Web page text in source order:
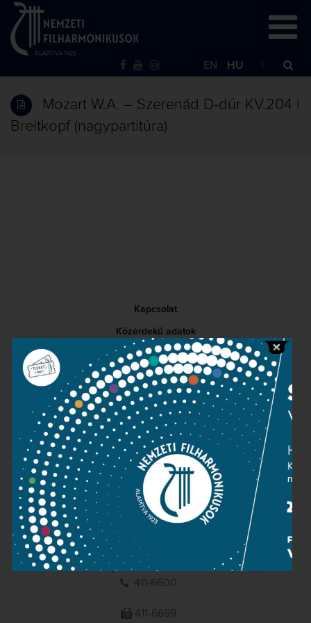
EN HU
Mozart W.A. – Szerenád D-dúr KV.204 |
Breitkopf (nagypartitúra)
Kapcsolat
Közérdekű adatok
Sajtószoba
Adatvédelem
Impresszum
NEMZETI
FILHARMONIKUSOK
1095 Budapest, Komor Marcell u. 1. (Müpa)
411-6600
411-6699